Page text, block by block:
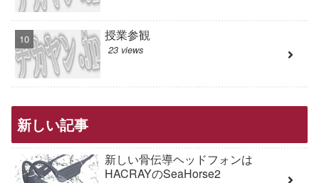
授業参観
23 views
新しい記事
新しい骨伝導ヘッドフォンは
HACRAYのSeaHorse2